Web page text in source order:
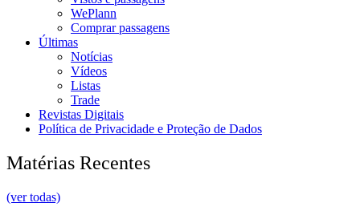
WePlann
Comprar passagens
Últimas
Notícias
Vídeos
Listas
Trade
Revistas Digitais
Política de Privacidade e Proteção de Dados
Matérias Recentes
(ver todas)